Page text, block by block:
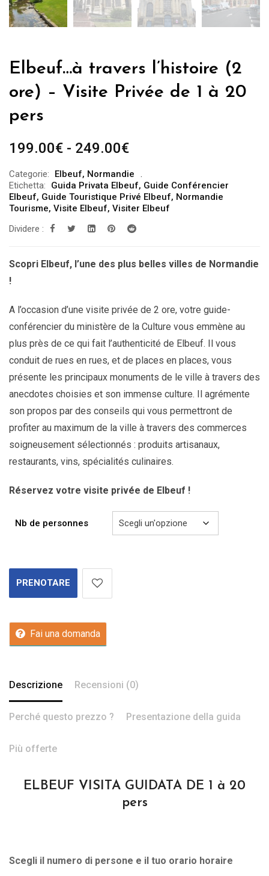
Elbeuf…à travers l’histoire (2
ore) – Visite Privée de 1 à 20
pers
199.00€ - 249.00€Fascia
prezzo:
da
199.00€
a
Categorie: Elbeuf, Normandie
Etichetta:
Guida Privata Elbeuf, Guide Conférencier
Elbeuf, Guide Touristique Privé Elbeuf, Normandie
Tourisme, Visite Elbeuf, Visiter Elbeuf
Dividere :
Scopri Elbeuf, l’une des plus belles villes de Normandie
!
A l’occasion d’une visite privée de 2 ore, votre guide-
conférencier du ministère de la Culture vous emmène au
plus près de ce qui fait l’authenticité de Elbeuf. Il vous
conduit de rues en rues, et de places en places, vous
présente les principaux monuments de le ville à travers des
anecdotes choisies et son immense culture. Il agrémente
son propos par des conseils qui vous permettront de
profiter au maximum de la ville à travers des commerces
soigneusement sélectionnés : produits artisanaux,
restaurants, vins, spécialités culinaires.
Réservez votre visite privée de Elbeuf !
Nb de personnes
PRENOTARE
Fai una domanda
Descrizione Recensioni (0)
Perché questo prezzo ? Presentazione della guida
Più offerte
ELBEUF VISITA GUIDATA DE 1 à 20
pers
Scegli il numero di persone e il tuo orario horaire